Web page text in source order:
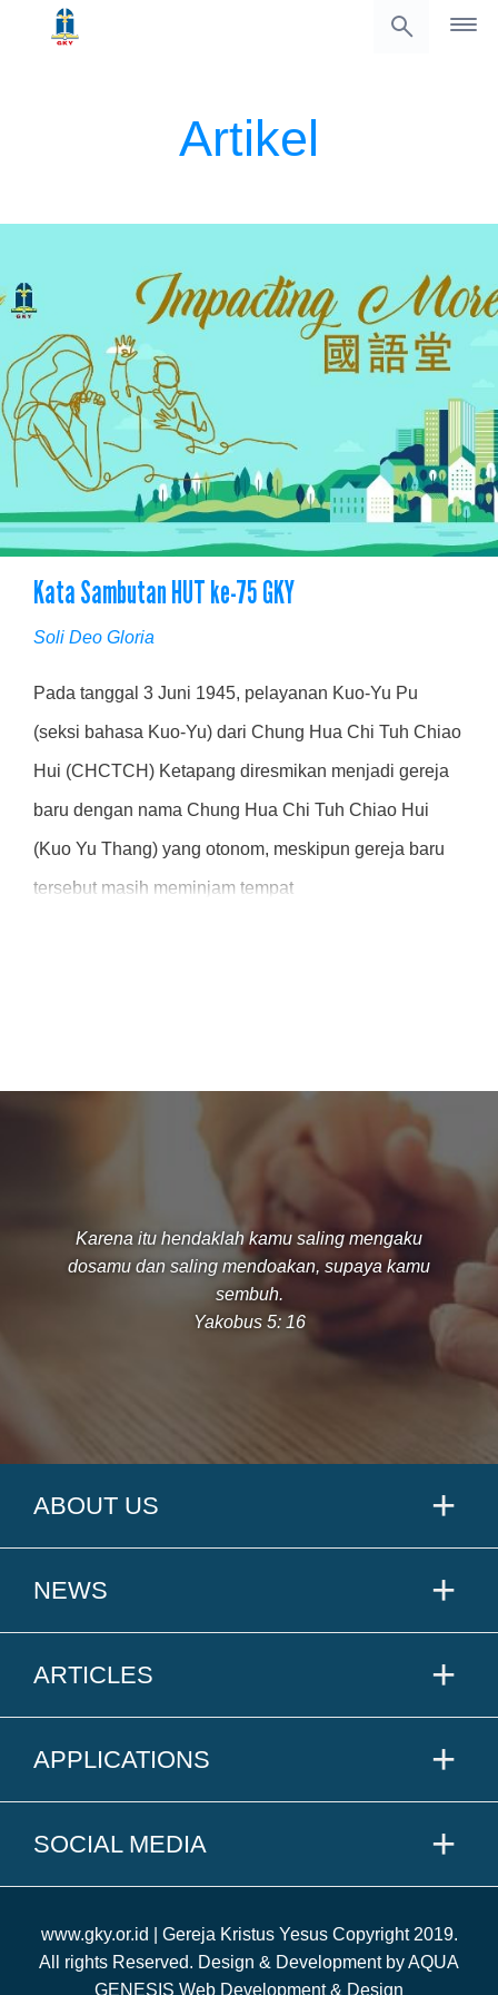
Artikel
Kata Sambutan HUT ke-75 GKY
Soli Deo Gloria
Pada tanggal 3 Juni 1945, pelayanan Kuo-Yu Pu
(seksi bahasa Kuo-Yu) dari Chung Hua Chi Tuh Chiao
Hui (CHCTCH) Ketapang diresmikan menjadi gereja
baru dengan nama Chung Hua Chi Tuh Chiao Hui
(Kuo Yu Thang) yang otonom, meskipun gereja baru
tersebut masih meminjam tempat
Karena itu hendaklah kamu saling mengaku
dosamu dan saling mendoakan, supaya kamu
sembuh.
Yakobus 5: 16
ABOUT US
NEWS
ARTICLES
APPLICATIONS
SOCIAL MEDIA
www.gky.or.id | Gereja Kristus Yesus Copyright 2019.
All rights Reserved. Design & Development by AQUA
GENESIS Web Development & Design